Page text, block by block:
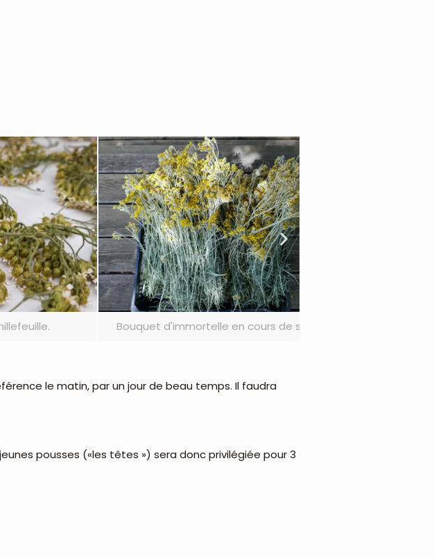
Bouquet d'immortelle en cours de séchage.
le matin, par un jour de beau temps. Il faudra
pousses («les têtes ») sera donc privilégiée pour 3